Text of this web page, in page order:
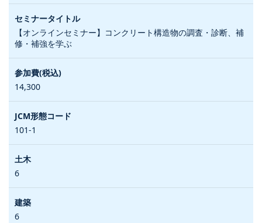
【オンラインセミナー】コンクリート構造物の調査・診断、補
修・補強を学ぶ
14,300
101-1
6
6